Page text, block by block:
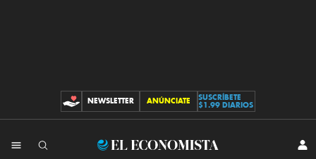
CONTRIBUCIONES
NEWSLETTER ANÚNCIATE
SUSCRÍBETE
$1.99 DIARIOS
El